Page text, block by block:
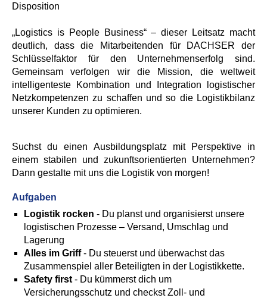
Disposition
„Logistics is People Business“ – dieser Leitsatz macht
deutlich, dass die Mitarbeitenden für DACHSER der
Schlüsselfaktor für den Unternehmenserfolg sind.
Gemeinsam verfolgen wir die Mission, die weltweit
intelligenteste Kombination und Integration logistischer
Netzkompetenzen zu schaffen und so die Logistikbilanz
unserer Kunden zu optimieren.
Suchst du einen Ausbildungsplatz mit Perspektive in
einem stabilen und zukunftsorientierten Unternehmen?
Dann gestalte mit uns die Logistik von morgen!
Aufgaben
Logistik rocken - Du planst und organisierst unsere
logistischen Prozesse – Versand, Umschlag und
Lagerung
Alles im Griff- Du steuerst und überwachst das
Zusammenspiel aller Beteiligten in der Logistikkette.
Safety first - Du kümmerst dich um
Versicherungsschutz und checkst Zoll- und